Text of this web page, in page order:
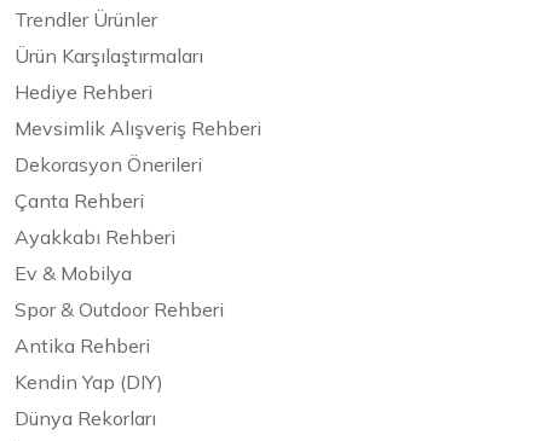
Trendler Ürünler
Ürün Karşılaştırmaları
Hediye Rehberi
Mevsimlik Alışveriş Rehberi
Dekorasyon Önerileri
Çanta Rehberi
Ayakkabı Rehberi
Ev & Mobilya
Spor & Outdoor Rehberi
Antika Rehberi
Kendin Yap (DIY)
Dünya Rekorları